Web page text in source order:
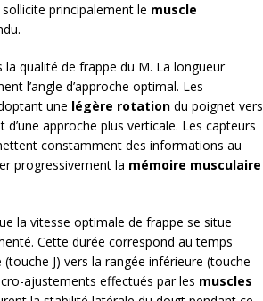
principalement le muscle
qualité de frappe du M. La longueur
l’angle d’approche optimal. Les
une légère rotation du poignet vers
approche plus verticale. Les capteurs
constamment des informations au
progressivement la mémoire musculaire
la vitesse optimale de frappe se situe
Cette durée correspond au temps
J) vers la rangée inférieure (touche
ajustements effectués par les muscles